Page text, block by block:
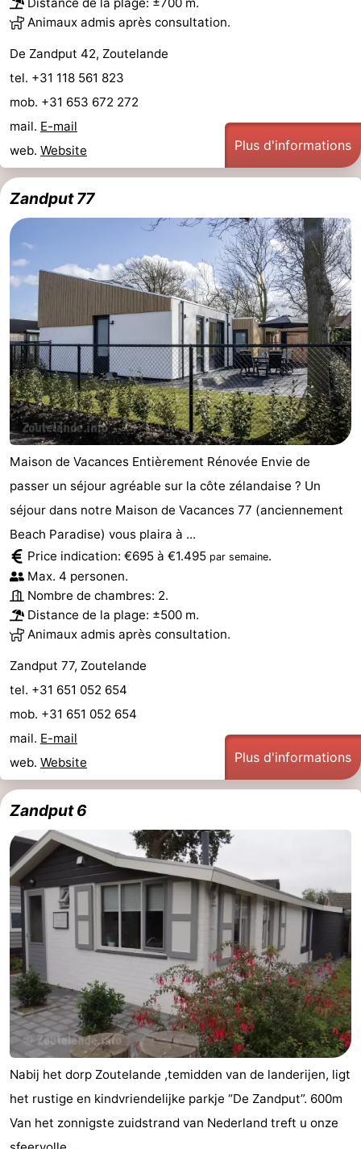
Animaux admis après consultation.
De Zandput 42, Zoutelande
tel. +31 118 561 823
mob. +31 653 672 272
mail. E-mail
web. Website Plus d'informations
Zandput 77
Maison de Vacances Entièrement Rénovée Envie de
passer un séjour agréable sur la côte zélandaise ? Un
séjour dans notre Maison de Vacances 77 (anciennement
Beach Paradise) vous plaira à ...
Price indication: €695 à €1.495 par semaine.
Max. 4 personen.
Nombre de chambres: 2.
Distance de la plage: ±500 m.
Animaux admis après consultation.
Zandput 77, Zoutelande
tel. +31 651 052 654
mob. +31 651 052 654
mail. E-mail
web. Website Plus d'informations
Zandput 6
Nabij het dorp Zoutelande ,temidden van de landerijen, ligt
het rustige en kindvriendelijke parkje “De Zandput”. 600m
Van het zonnigste zuidstrand van Nederland treft u onze